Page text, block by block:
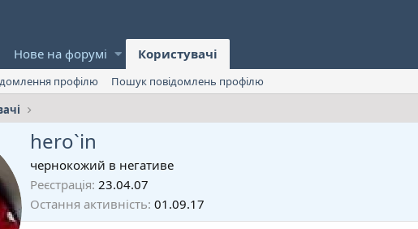
Нове на форумі Користувачі
профілю
Пошук повідомлень профілю
hero`in
чернокожий в негативе
Реєстрація 23.04.07
Остання активність 01.09.17